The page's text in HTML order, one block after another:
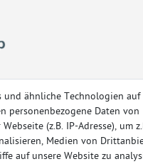
und ähnliche Technologien auf
personenbezogene Daten von
(z.B. IP-Adresse), um
Medien von
auf unsere Website zu